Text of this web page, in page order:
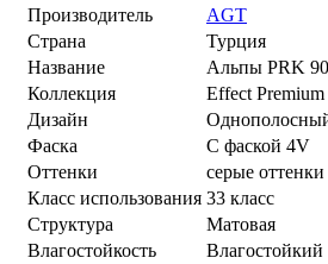
Производитель
AGT
Страна
Турция
Название
Альпы PRK
Коллекция
Effect Premium
Дизайн
Фаска
С фаской 4V
Оттенки
серые оттенки
Класс использования 33 класс
Структура
Матовая
Влагостойкость
Влагостойкий